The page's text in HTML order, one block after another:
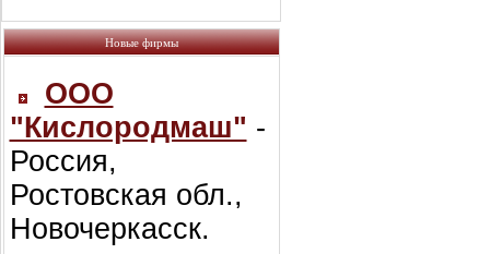
Новые фирмы
ООО
"Кислородмаш" -
Россия,
Ростовская обл.,
Новочеркасск.